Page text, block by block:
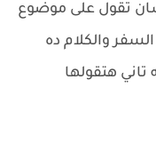
تقول على موضوع
والكلام ده
هتقولها